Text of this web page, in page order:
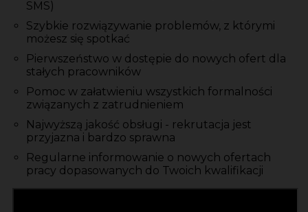
SMS)
Szybkie rozwiązywanie problemów, z którymi
możesz się spotkać
Pierwszeństwo w dostępie do nowych ofert dla
stałych pracowników
Pomoc w załatwieniu wszystkich formalności
związanych z zatrudnieniem
Najwyższą jakość obsługi - rekrutacja jest
przyjazna i bardzo sprawna
Regularne informowanie o nowych ofertach
pracy dopasowanych do Twoich kwalifikacji